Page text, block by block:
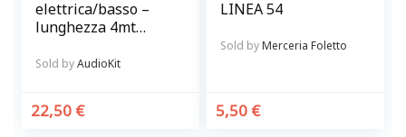
elettrica/basso –
lunghezza 4mt
jack Neutrik 6.3 e
Sold byAudioKit
22,50 €
LINEA 54
Sold byMerceria Foletto
5,50 €